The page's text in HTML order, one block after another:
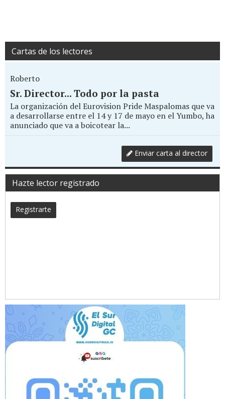
Cartas de los lectores
Roberto
Sr. Director... Todo por la pasta
La organización del Eurovision Pride Maspalomas que va
a desarrollarse entre el 14 y 17 de mayo en el Yumbo, ha
anunciado que va a boicotear la...
Enviar carta al director
Hazte lector registrado
Registrarte